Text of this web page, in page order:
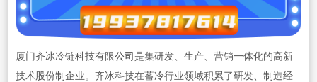
厦门齐冰冷链科技有限公司 是集研发、生产、营销一体化的高新
技术股份制企业。齐冰科技在蓄冷行业领域积累了研发、制造经